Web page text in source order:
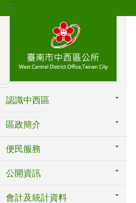
跳到主要內容區塊
:::
:::
認識中西區
區政簡介
便民服務
公開資訊
會計及統計資料